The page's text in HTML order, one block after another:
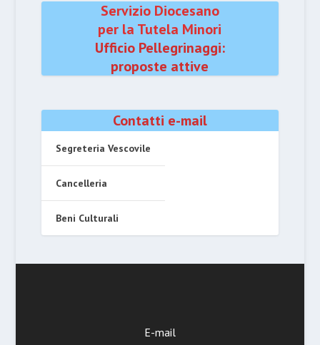
Servizio Diocesano
per la Tutela Minori
Ufficio Pellegrinaggi:
proposte attive
Contatti e-mail
Segreteria Vescovile
Cancelleria
Beni Culturali
E-mail